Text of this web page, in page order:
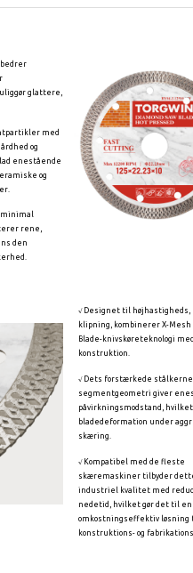
glattere,
med
og
enestående
og
minimal
rene,
den
√ Designet til
klipning, kombinerer X-Mesh
Blade-knivskøreteknologi
konstruktion.
√ Dets forstærkede
segmentgeometri giver
påvirkningsmodstand,
bladedeformation under
skæring.
√ Kompatibel med de fleste
skæremaskiner tilbyder
industriel kvalitet med
nedetid, hvilket gør det til en
omkostningseffektiv løsning
konstruktions- og